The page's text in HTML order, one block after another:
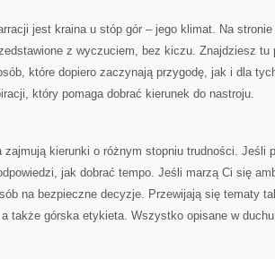
jest kraina u stóp gór – jego klimat. Na
z wyczuciem, bez kiczu. Znajdziesz tu
które dopiero zaczynają przygodę, jak i dla
który pomaga dobrać kierunek do nastroju.
zajmują kierunki o różnym stopniu trudności. Jeśli
jak dobrać tempo. Jeśli marzą Ci się
na bezpieczne decyzje. Przewijają się tematy
a także górska etykieta. Wszystko opisane w